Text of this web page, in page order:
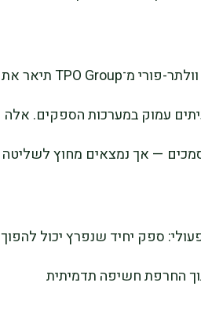
מומחי סייבר מזהירים כי תלות זו מייצרת “אזורי עיוורון”. מוניש וולתר-פורי מ־TPO Group תיאר את
עמוק במערכות הספקים. אלה
— אך נמצאים מחוץ לשליטה
ספק יחיד שנפרץ יכול להפוך
החרפת חשיפה תדמיתית